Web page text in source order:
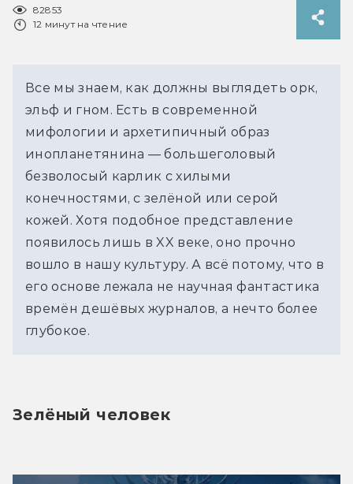
82853
12 минут на чтение
Все мы знаем, как должны выглядеть орк,
эльф и гном. Есть в современной
мифологии и архетипичный образ
инопланетянина — большеголовый
безволосый карлик с хилыми
конечностями, с зелёной или серой
кожей. Хотя подобное представление
появилось лишь в XX веке, оно прочно
вошло в нашу культуру. А всё потому, что в
его основе лежала не научная фантастика
времён дешёвых журналов, а нечто более
глубокое.
Зелёный человек